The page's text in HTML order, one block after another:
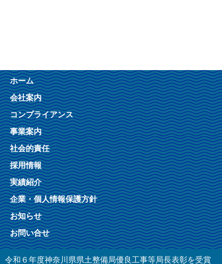
ホーム
会社案内
コンプライアンス
事業案内
社会的責任
採用情報
実績紹介
企業・個人情報保護方針
お知らせ
お問い合せ
令和６年度神奈川県県土整備局優良工事等局長表彰を受賞